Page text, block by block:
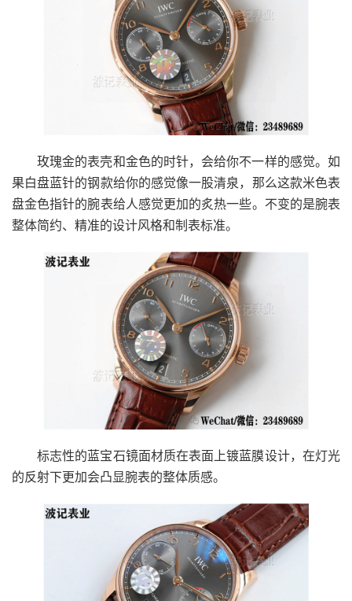
玫瑰金的表壳和金色的时针，会给你不一样的感觉。如
果白盘蓝针的钢款给你的感觉像一股清泉，那么这款米色表
盘金色指针的腕表给人感觉更加的炙热一些。不变的是腕表
整体简约、精准的设计风格和制表标准。
标志性的蓝宝石镜面材质在表面上镀蓝膜设计，在灯光
的反射下更加会凸显腕表的整体质感。